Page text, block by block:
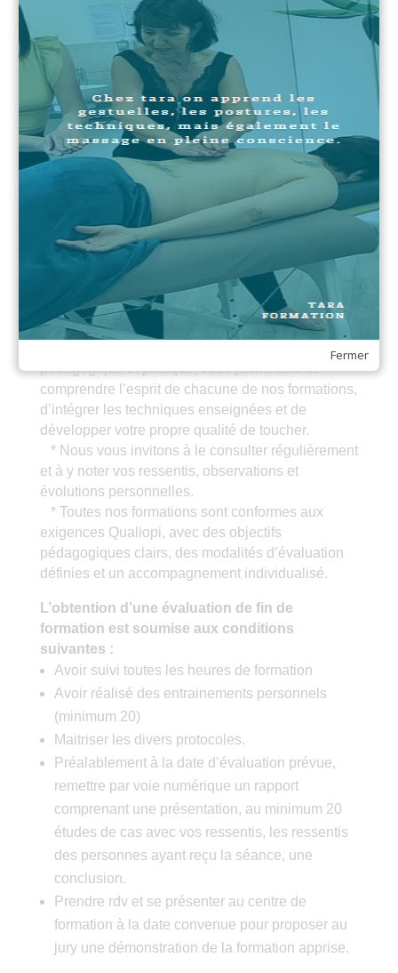
Modalités d'évaluation et
Obtention d'une évaluation de
fin de formation
L'évaluation se fait de manière continue tout au
long de la formation de façon à aider chacun
dans son apprentissage et favoriser sa
progression.
Le formateur complète en fin de formation une
fiche d’évaluation individuelle
Le stagiaire complète en fin de formation un
questionnaire d’auto évaluation.
Chacun de nos livrets stagiaires a été conçu pour
vous accompagner tout au long de votre
pédagogique et pratique, vous permettant de
comprendre l’esprit de chacune de nos formations,
d’intégrer les techniques enseignées et de
développer votre propre qualité de toucher.
* Nous vous invitons à le consulter régulièrement
et à y noter vos ressentis, observations et
évolutions personnelles.
* Toutes nos formations sont conformes aux
exigences Qualiopi, avec des objectifs
pédagogiques clairs, des modalités d’évaluation
définies et un accompagnement individualisé.
L’obtention d’une évaluation de fin de
formation est soumise aux conditions
suivantes :
Avoir suivi toutes les heures de formation
Avoir réalisé des entrainements personnels
(minimum 20)
Maitriser les divers protocoles.
Préalablement à la date d’évaluation prévue,
remettre par voie numérique un rapport
comprenant une présentation, au minimum 20
études de cas avec vos ressentis, les ressentis
des personnes ayant reçu la séance, une
conclusion.
Prendre rdv et se présenter au centre de
formation à la date convenue pour proposer au
jury une démonstration de la formation apprise.
Fermer